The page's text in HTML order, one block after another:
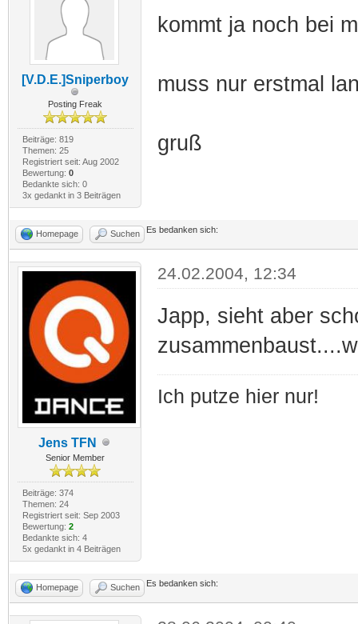
[V.D.E.]Sniperboy
Posting Freak
Beiträge: 819
Themen: 25
Registriert seit: Aug 2002
Bewertung: 0
Bedankte sich: 0
3x gedankt in 3 Beiträgen
kommt ja noch bei
muss nur erstmal
gruß
Homepage Suchen Es bedanken sich:
Jens TFN
Senior Member
Beiträge: 374
Themen: 24
Registriert seit: Sep 2003
Bewertung: 2
Bedankte sich: 4
5x gedankt in 4 Beiträgen
24.02.2004, 12:34
Japp, sieht aber
Ich putze hier nur!
Homepage Suchen Es bedanken sich: